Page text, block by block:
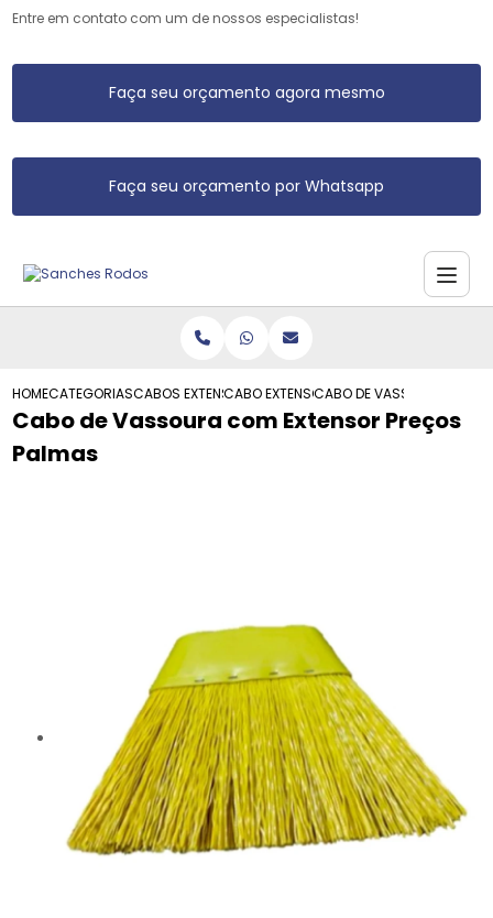
Entre em contato com um de nossos especialistas!
Faça seu orçamento agora mesmo
Faça seu orçamento por Whatsapp
HOMECATEGORIASCABOS EXTENSORESCABO EXTENSOR PARA PINTURA
CABO DE VASSOURA COM
Cabo de Vassoura com Extensor Preços
Palmas